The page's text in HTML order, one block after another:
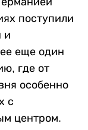
поступили
и
еще один
где от
особенно
с
центром.